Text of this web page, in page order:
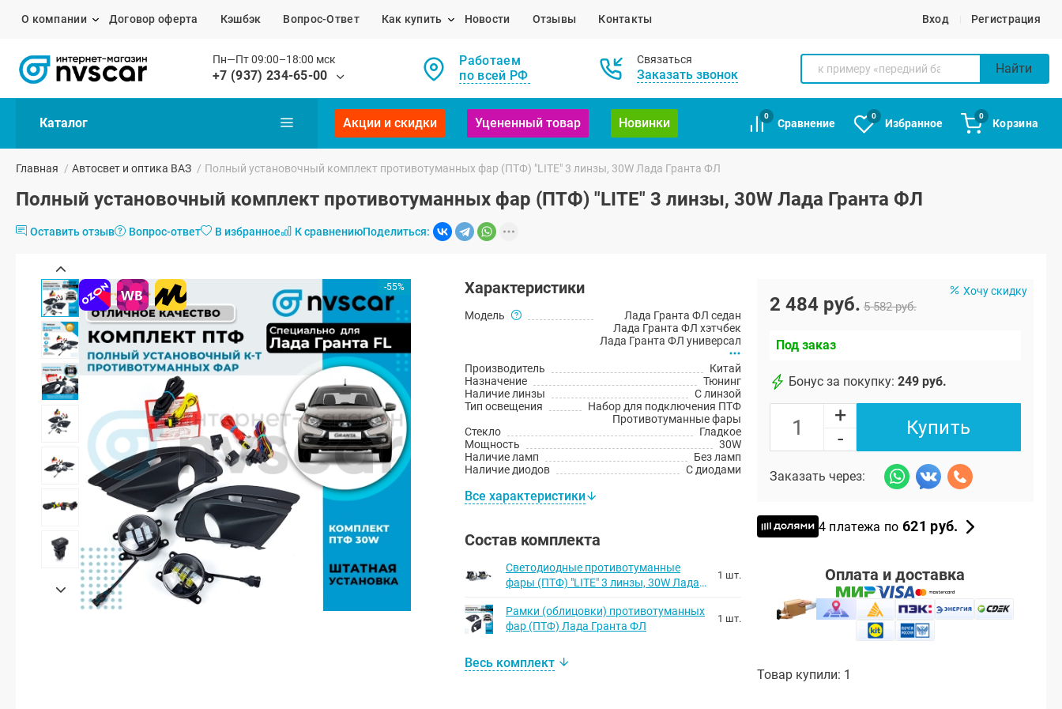
О компании Договор оферта Кэшбэк Вопрос-Ответ Как купить Новости Отзывы Контакты Вход Регистрация
Пн—Пт 09:00–18:00 мск
+7 (937) 234-65-00
Работаем
по всей РФ
Связаться
Заказать звонок Найти
Каталог Акции и скидки Уцененный товар Новинки
0
Сравнение
0
Избранное
0
Корзина
Главная / Автосвет и оптика ВАЗ / Полный установочный комплект противотуманных фар (ПТФ) "LITE" 3 линзы, 30W Лада Гранта ФЛ
Полный установочный комплект противотуманных фар (ПТФ) "LITE" 3 линзы, 30W Лада Гранта ФЛ
Оставить отзыв Вопрос-ответ В избранное К сравнениюПоделиться:
-55% Характеристики
Модель
Лада Гранта ФЛ седан
Лада Гранта ФЛ хэтчбек
Лада Гранта ФЛ универсал
Производитель
Китай
Назначение
Тюнинг
Наличие линзы
С линзой
Тип освещения
Набор для подключения ПТФ
Противотуманные фары
Стекло
Гладкое
Мощность
30W
Наличие ламп
Без ламп
Наличие диодов
С диодами
Все характеристики
Состав комплекта
Светодиодные противотуманные
фары (ПТФ) "LITE" 3 линзы, 30W Лада
Гранта ФЛ (белый)
1 шт.
Рамки (облицовки) противотуманных
фар (ПТФ) Лада Гранта ФЛ
1 шт.
Весь комплект
Хочу скидку
2 484 руб. 5 582 руб.
Под заказ
Бонус за покупку: 249 руб.
+
-
Купить
Заказать через:
4 платежа по 621 руб.
Оплата и доставка
Товар купили: 1